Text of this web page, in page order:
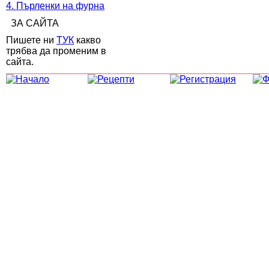
4. Пърленки на фурна
ЗА САЙТА
Пишете ни ТУК какво
трябва да променим в
сайта.